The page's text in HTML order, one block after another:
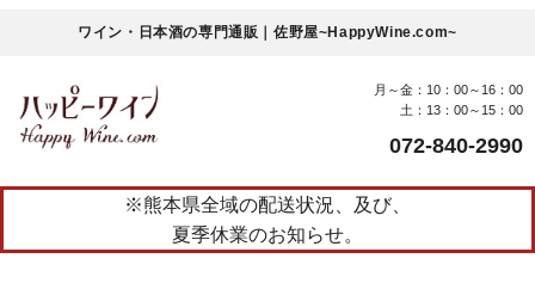
ワイン・日本酒の専門通販｜佐野屋~HappyWine.com~
月～金：10：00～16：00
土：13：00～15：00
072-840-2990
※熊本県全域の配送状況、及び、
夏季休業のお知らせ。